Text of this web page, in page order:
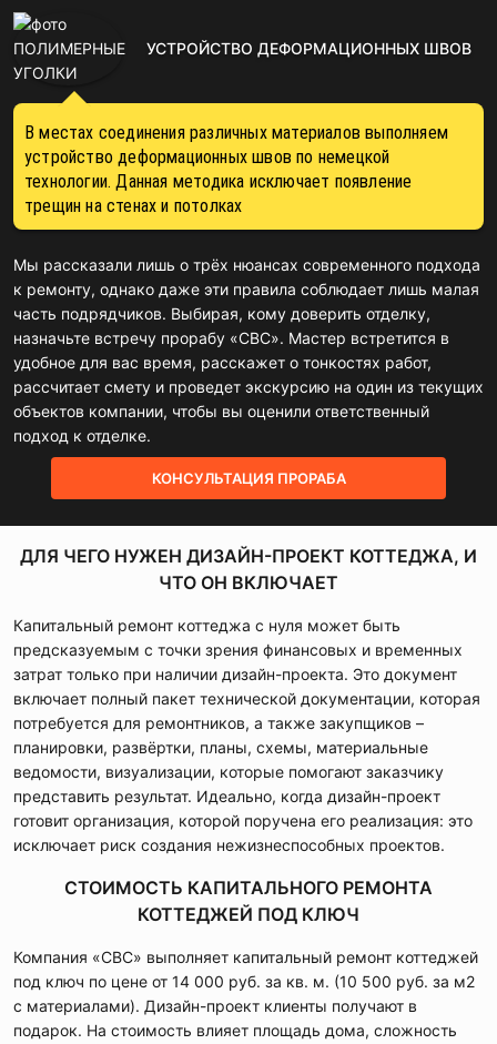
УСТРОЙСТВО ДЕФОРМАЦИОННЫХ ШВОВ
В местах соединения различных материалов выполняем
устройство деформационных швов по немецкой
технологии. Данная методика исключает появление
трещин на стенах и потолках
Мы рассказали лишь о трёх нюансах современного подхода
к ремонту, однако даже эти правила соблюдает лишь малая
часть подрядчиков. Выбирая, кому доверить отделку,
назначьте встречу прорабу «CBC». Мастер встретится в
удобное для вас время, расскажет о тонкостях работ,
рассчитает смету и проведет экскурсию на один из текущих
объектов компании, чтобы вы оценили ответственный
подход к отделке.
КОНСУЛЬТАЦИЯ ПРОРАБА
ДЛЯ ЧЕГО НУЖЕН ДИЗАЙН-ПРОЕКТ КОТТЕДЖА, И
ЧТО ОН ВКЛЮЧАЕТ
Капитальный ремонт коттеджа с нуля может быть
предсказуемым с точки зрения финансовых и временных
затрат только при наличии дизайн-проекта. Это документ
включает полный пакет технической документации, которая
потребуется для ремонтников, а также закупщиков –
планировки, развёртки, планы, схемы, материальные
ведомости, визуализации, которые помогают заказчику
представить результат. Идеально, когда дизайн-проект
готовит организация, которой поручена его реализация: это
исключает риск создания нежизнеспособных проектов.
СТОИМОСТЬ КАПИТАЛЬНОГО РЕМОНТА
КОТТЕДЖЕЙ ПОД КЛЮЧ
Компания «СВС» выполняет капитальный ремонт коттеджей
под ключ по цене от 14 000 руб. за кв. м. (10 500 руб. за м2
с материалами). Дизайн-проект клиенты получают в
подарок. На стоимость влияет площадь дома, сложность